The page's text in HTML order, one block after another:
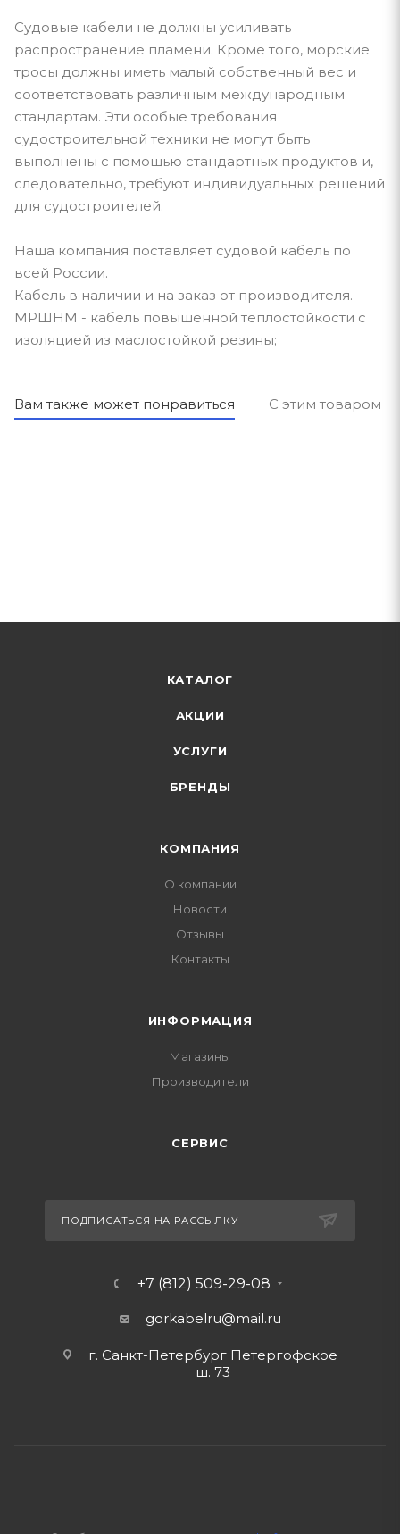
Судовые кабели не должны усиливать
распространение пламени. Кроме того, морские
тросы должны иметь малый собственный вес и
соответствовать различным международным
стандартам. Эти особые требования
судостроительной техники не могут быть
выполнены с помощью стандартных продуктов и,
следовательно, требуют индивидуальных решений
для судостроителей.
Наша компания поставляет судовой кабель по
всей России.
Кабель в наличии и на заказ от производителя.
МРШНМ - кабель повышенной теплостойкости с
изоляцией из маслостойкой резины;
Вам также может понравиться С этим товаром
КАТАЛОГ
АКЦИИ
УСЛУГИ
БРЕНДЫ
КОМПАНИЯ
О компании
Новости
Отзывы
Контакты
ИНФОРМАЦИЯ
Магазины
Производители
СЕРВИС
ПОДПИСАТЬСЯ НА РАССЫЛКУ
+7 (812) 509-29-08
gorkabelru@mail.ru
г. Санкт-Петербург Петергофское
ш. 73